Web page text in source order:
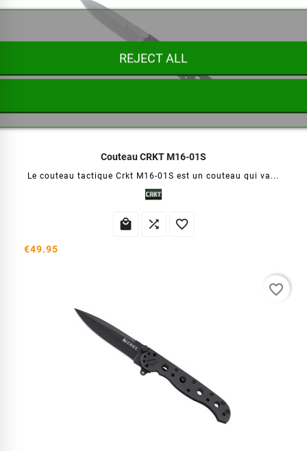
Couteau CRKT M16-01S
Le couteau tactique Crkt M16-01S est un couteau qui va...
  
€49.95
favorite_border
REJECT ALL